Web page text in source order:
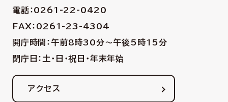
電話：0261-22-0420
FAX：0261-23-4304
開庁時間：午前8時30分〜午後5時15分
閉庁日：土・日・祝日・年末年始
アクセス